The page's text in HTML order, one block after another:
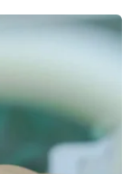
quốc tế:
của
xếp Việt